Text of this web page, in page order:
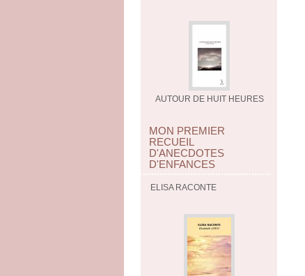
AUTOUR DE HUIT HEURES
MON PREMIER
RECUEIL
D'ANECDOTES
D'ENFANCES
ELISA RACONTE